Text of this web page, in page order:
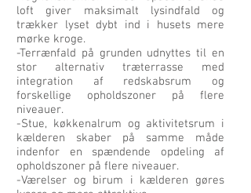
loft giver maksimalt lysindfald og
trækker lyset dybt ind i husets mere
mørke kroge.
-Terrænfald på grunden udnyttes til en
stor alternativ træterrasse med
integration af redskabsrum og
forskellige opholdszoner på flere
niveauer.
-Stue, køkkenalrum og aktivitetsrum i
kælderen skaber på samme måde
indenfor en spændende opdeling af
opholdszoner på flere niveauer.
-Værelser og birum i kælderen gøres